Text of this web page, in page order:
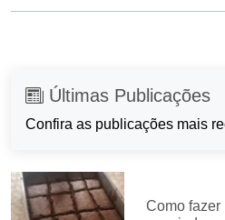
Últimas Publicações
Confira as publicações mais
Como fazer